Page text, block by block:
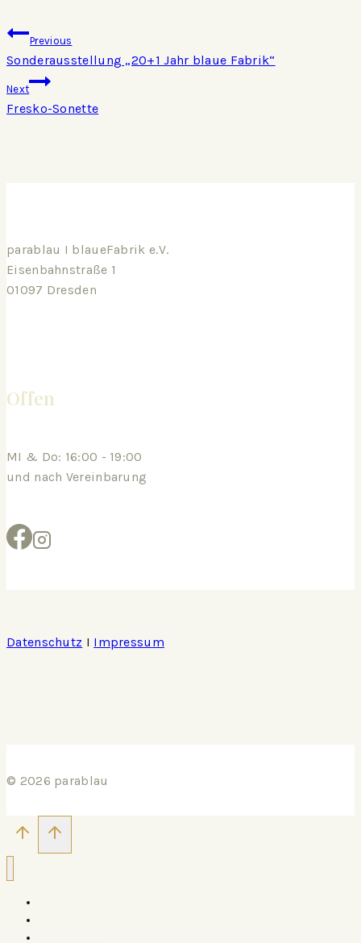
Previous
Sonderausstellung „20+1 Jahr blaue Fabrik“
Next
Fresko-Sonette
parablau I blaueFabrik e.V.
Eisenbahnstraße 1
01097 Dresden
Offen
MI & Do: 16:00 - 19:00
und nach Vereinbarung
Datenschutz I Impressum
© 2026 parablau